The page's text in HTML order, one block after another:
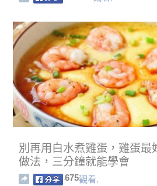
別再用白水煮雞蛋，雞蛋最
做法，三分鐘就能學會
675觀看.